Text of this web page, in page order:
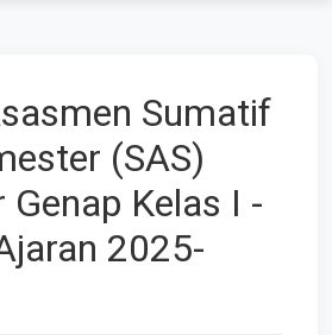
Sumatif
(SAS)
Genap Kelas I -
2025-